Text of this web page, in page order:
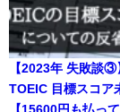
【2023年 失敗談③
TOEIC 目標スコア
【15600円も払っ